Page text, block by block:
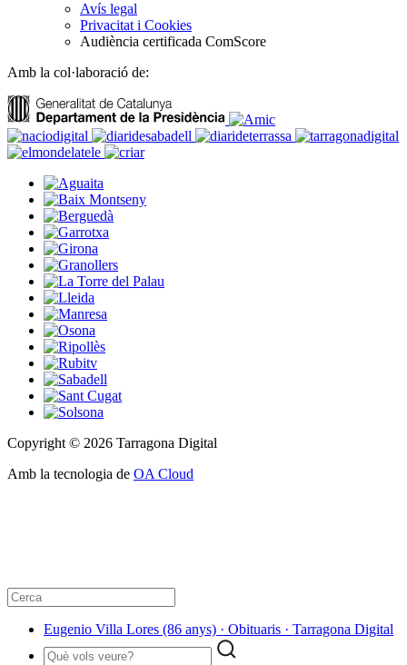
Avís legal
Privacitat i Cookies
Audiència certificada ComScore
Amb la col·laboració de:
Copyright © 2026 Tarragona Digital
Amb la tecnologia de OA Cloud
Eugenio Villa Lores (86 anys) · Obituaris · Tarragona Digital